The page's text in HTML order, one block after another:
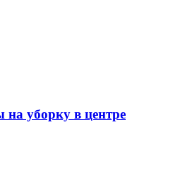
на уборку в центре